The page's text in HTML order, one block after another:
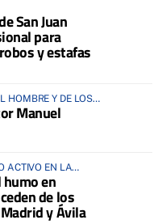
San Juan
para
y estafas
HOMBRE Y DE LOS
Manuel
ACTIVO EN LA
en
de los
y Ávila